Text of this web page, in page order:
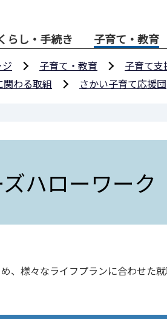
らし・手続き 子育て・教育
子育て・教育
子育て支
わる取組
さかい子育て応援団
ハローワーク
、様々なライフプランに合わせた就